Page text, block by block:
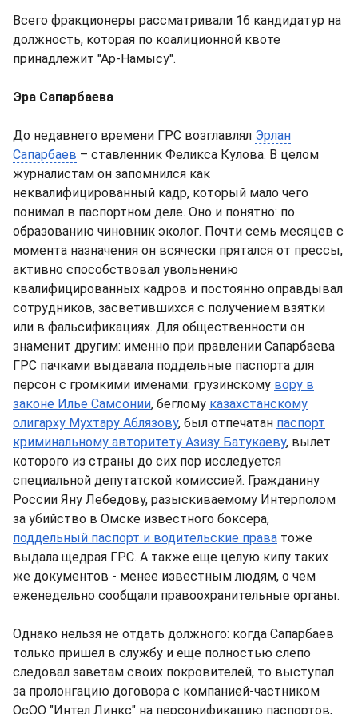
Всего фракционеры рассматривали 16 кандидатур на
должность, которая по коалиционной квоте
принадлежит "Ар-Намысу".
Эра Сапарбаева
До недавнего времени ГРС возглавлял Эрлан
Сапарбаев – ставленник Феликса Кулова. В целом
журналистам он запомнился как
неквалифицированный кадр, который мало чего
понимал в паспортном деле. Оно и понятно: по
образованию чиновник эколог. Почти семь месяцев с
момента назначения он всячески прятался от прессы,
активно способствовал увольнению
квалифицированных кадров и постоянно оправдывал
сотрудников, засветившихся с получением взятки
или в фальсификациях. Для общественности он
знаменит другим: именно при правлении Сапарбаева
ГРС пачками выдавала поддельные паспорта для
персон с громкими именами: грузинскому вору в
законе Илье Самсонии, беглому казахстанскому
олигарху Мухтару Аблязову, был отпечатан паспорт
криминальному авторитету Азизу Батукаеву, вылет
которого из страны до сих пор исследуется
специальной депутатской комиссией. Гражданину
России Яну Лебедову, разыскиваемому Интерполом
за убийство в Омске известного боксера,
поддельный паспорт и водительские права тоже
выдала щедрая ГРС. А также еще целую кипу таких
же документов - менее известным людям, о чем
еженедельно сообщали правоохранительные органы.
Однако нельзя не отдать должного: когда Сапарбаев
только пришел в службу и еще полностью слепо
следовал заветам своих покровителей, то выступал
за пролонгацию договора с компанией-частником
ОсОО "Интел Линкс" на персонификацию паспортов,